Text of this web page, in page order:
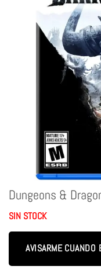
Dungeons &
SIN STOCK
AVISARME